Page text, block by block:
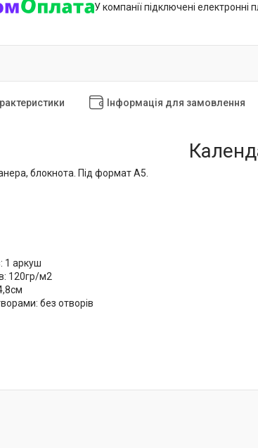
У компанії підключені
Інформація для замовлення
блокнота. Під формат А5.
1 аркуш
120гр/м2
без отворів